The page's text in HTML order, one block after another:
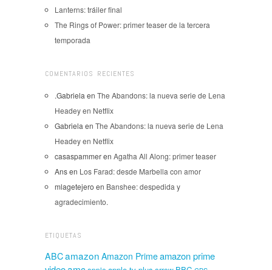
Lanterns: tráiler final
The Rings of Power: primer teaser de la tercera
temporada
COMENTARIOS RECIENTES
.Gabriela en The Abandons: la nueva serie de Lena
Headey en Netflix
Gabriela en The Abandons: la nueva serie de Lena
Headey en Netflix
casaspammeren Agatha All Along: primer teaser
Ansen Los Farad: desde Marbella con amor
mlagetejero en Banshee: despedida y
agradecimiento.
ETIQUETAS
ABCamazon Amazon Primeamazon prime